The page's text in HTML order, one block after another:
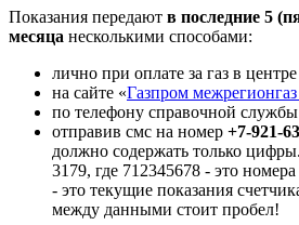
Показания передают в последние 5
месяца несколькими способами:
лично при оплате за газ в
на сайте «Газпром
по телефону справочной службы
отправив смс на номер +7-921-
должно содержать только
3179, где 712345678 - это
- это текущие показания
между данными стоит пробел!